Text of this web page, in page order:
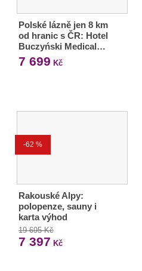
Polské lázně jen 8 km
od hranic s ČR: Hotel
Buczyński Medical…
7 699 Kč
-62 %
Rakouské Alpy:
polopenze, sauny i
karta výhod
19 695 Kč
7 397 Kč